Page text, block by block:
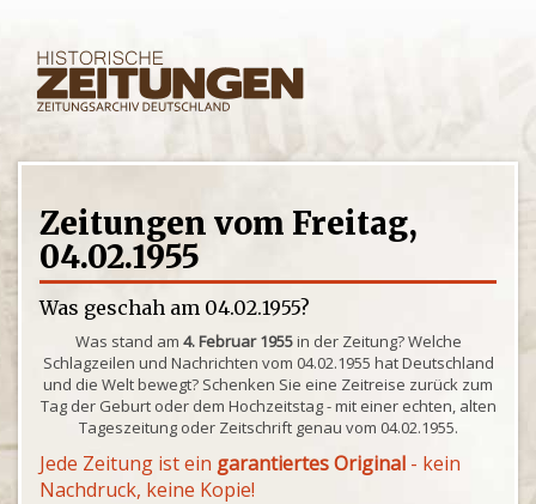
Zeitungen vom Freitag,
04.02.1955
Was geschah am 04.02.1955?
Was stand am 4. Februar 1955in der Zeitung? Welche
Schlagzeilen und Nachrichten vom 04.02.1955 hat Deutschland
und die Welt bewegt? Schenken Sie eine Zeitreise zurück zum
Tag der Geburt oder dem Hochzeitstag - mit einer echten, alten
Tageszeitung oder Zeitschrift genau vom 04.02.1955.
Jede Zeitung ist ein garantiertes Original - kein
Nachdruck, keine Kopie!